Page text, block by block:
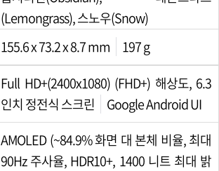
(Lemongrass), 스노우(Snow)
155.6 x 73.2 x 8.7 mm
197 g
Full HD+(2400x1080) (FHD+) 해상도, 6.3
인치 정전식 스크린
Google Android UI
AMOLED (~84.9% 화면 대 본체 비율, 최대
90Hz 주사율, HDR10+, 1400 니트 최대 밝